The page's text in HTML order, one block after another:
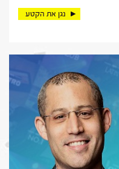
נגן את הקטע